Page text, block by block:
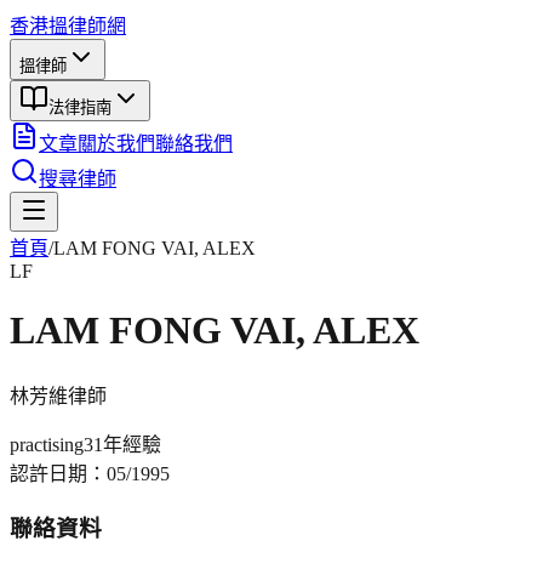
香港搵律師網
搵律師
法律指南
文章關於我們聯絡我們
搜尋律師
首頁/LAM FONG VAI, ALEX
LF
LAM FONG VAI, ALEX
林芳維律師
practising31年經驗
認許日期： 05/1995
聯絡資料